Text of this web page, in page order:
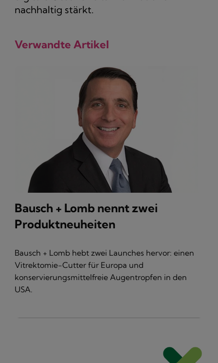
nachhaltig stärkt.
Verwandte Artikel
Bausch + Lomb nennt zwei
Produktneuheiten
Bausch + Lomb hebt zwei Launches hervor: einen
Vitrektomie-Cutter für Europa und
konservierungsmittelfreie Augentropfen in den
USA.